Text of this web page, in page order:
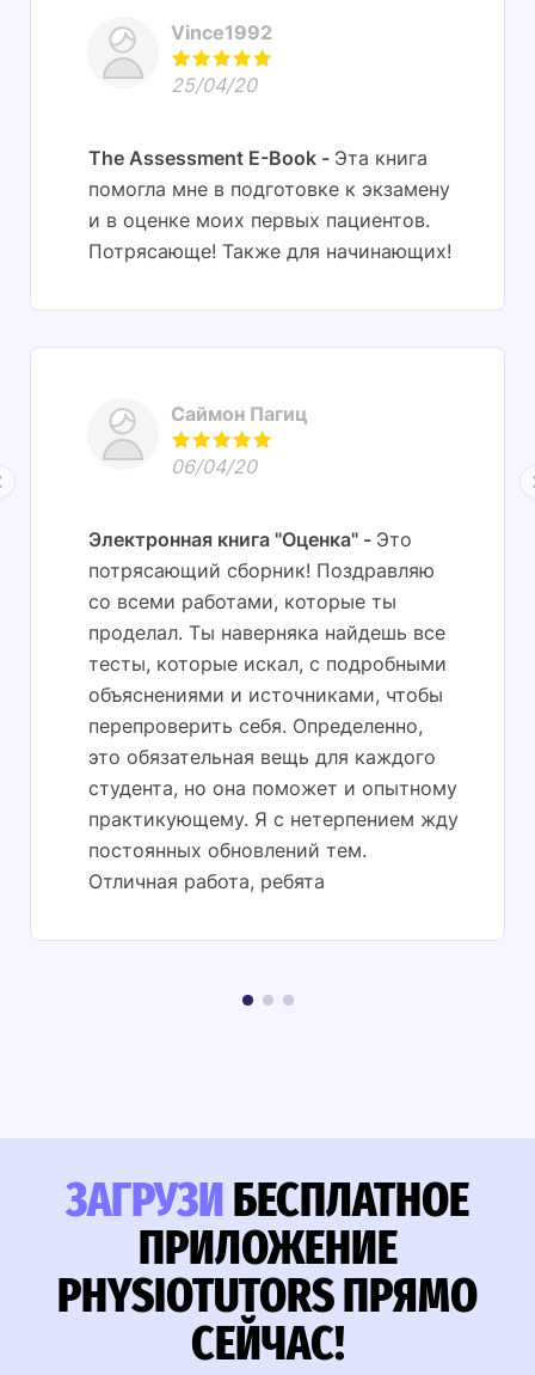
Vince1992
25/04/20
The Assessment E-Book
Эта книга
помогла мне в подготовке к экзамену
и в оценке моих первых пациентов.
Потрясающе! Также для начинающих!
Саймон Пагиц
06/04/20
Электронная книга "Оценка"
Это
потрясающий сборник! Поздравляю
со всеми работами, которые ты
проделал. Ты наверняка найдешь все
тесты, которые искал, с подробными
объяснениями и источниками, чтобы
перепроверить себя. Определенно,
это обязательная вещь для каждого
студента, но она поможет и опытному
практикующему. Я с нетерпением жду
постоянных обновлений тем.
Отличная работа, ребята
ЗАГРУЗИБЕСПЛАТНОЕ
ПРИЛОЖЕНИЕ
PHYSIOTUTORS ПРЯМО
СЕЙЧАС!